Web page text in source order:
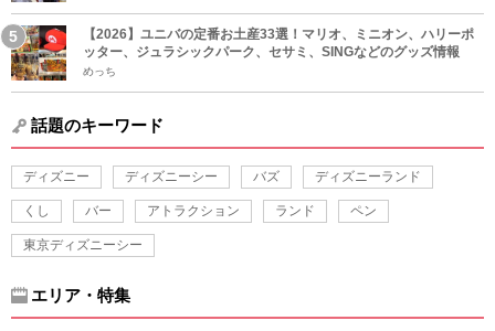
【2026】ユニバの定番お土産33選！マリオ、ミニオン、ハリーポ
ッター、ジュラシックパーク、セサミ、SINGなどのグッズ情報
めっち
話題のキーワード
ディズニー ディズニーシー バズ ディズニーランド
くし バー アトラクション ランド ペン
東京ディズニーシー
エリア・特集